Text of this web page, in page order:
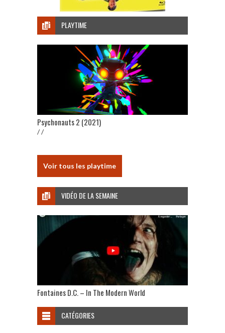
PLAYTIME
Psychonauts 2 (2021)
/ /
Voir tous les playtime
VIDÉO DE LA SEMAINE
Fontaines D.C. – In The Modern World
CATÉGORIES